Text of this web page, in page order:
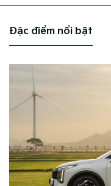
Đặc điểm nổi bật